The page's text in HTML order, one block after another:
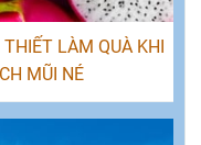
LÀM QUÀ KHI
MŨI NÉ